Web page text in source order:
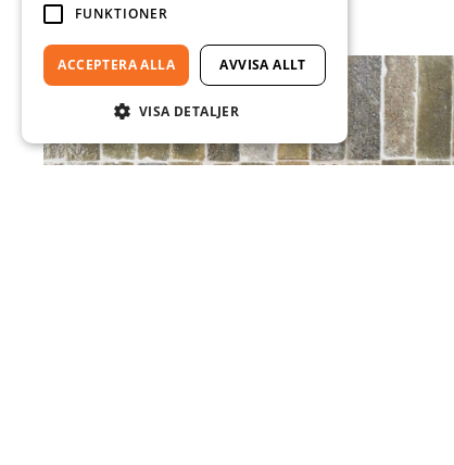
FUNKTIONER
ACCEPTERA ALLA AVVISA ALLT
VISA DETALJER